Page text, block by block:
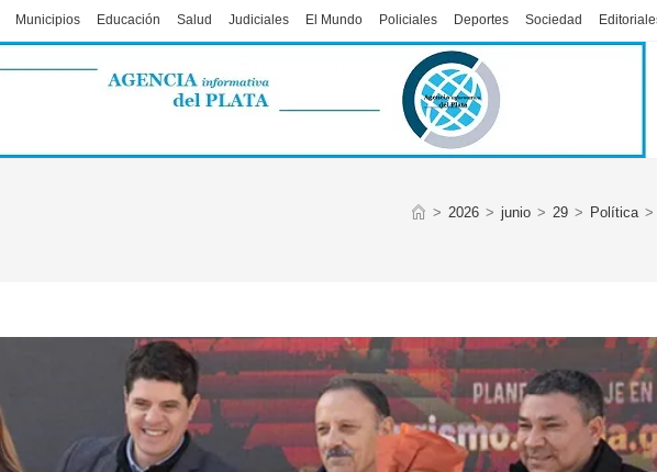
Municipios Educación Salud Judiciales El Mundo Policiales Deportes Sociedad
> 2026 > junio > 29 > Política >